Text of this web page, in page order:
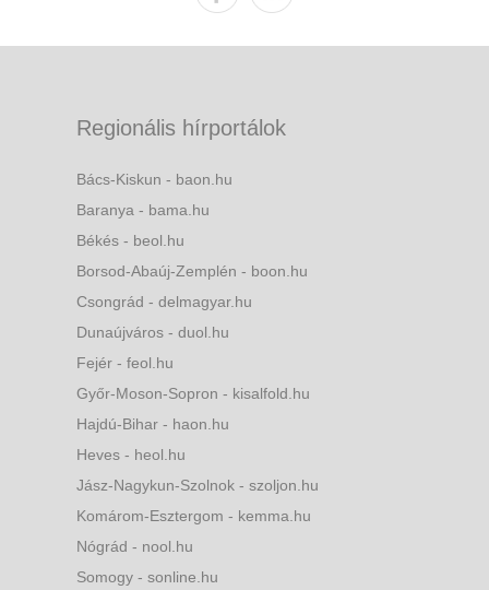
Regionális hírportálok
Bács-Kiskun - baon.hu
Baranya - bama.hu
Békés - beol.hu
Borsod-Abaúj-Zemplén - boon.hu
Csongrád - delmagyar.hu
Dunaújváros - duol.hu
Fejér - feol.hu
Győr-Moson-Sopron - kisalfold.hu
Hajdú-Bihar - haon.hu
Heves - heol.hu
Jász-Nagykun-Szolnok - szoljon.hu
Komárom-Esztergom - kemma.hu
Nógrád - nool.hu
Somogy - sonline.hu